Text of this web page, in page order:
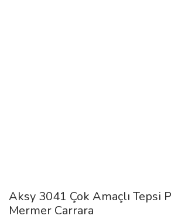
Aksy 3041 Çok Amaçlı Tepsi
Mermer Carrara